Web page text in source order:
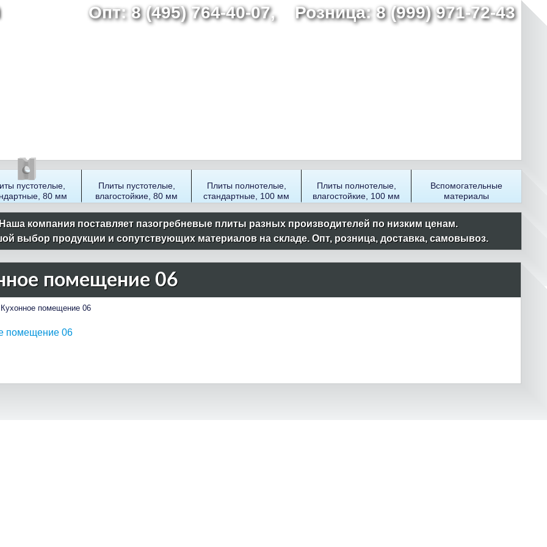
Перейти
Опт: 8 (495) 764-40-07, Розница: 8 (999) 971-72-43
пустотелые,
80 мм
Плиты пустотелые,
влагостойкие, 80 мм
Плиты полнотелые,
стандартные, 100 мм
Плиты полнотелые,
влагостойкие, 100 мм
Вспомогательные
материалы
компания поставляет пазогребневые плиты разных производителей по низким ценам.
выбор продукции и сопутствующих материалов на складе. Опт, розница, доставка, самовывоз.
помещение 06
Кухонное помещение 06